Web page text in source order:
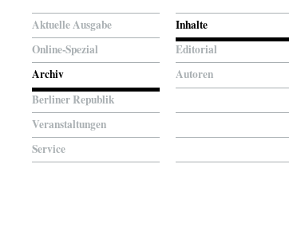
Aktuelle Ausgabe
Online-Spezial
Archiv
Berliner Republik
Veranstaltungen
Service
Inhalte
Editorial
Autoren